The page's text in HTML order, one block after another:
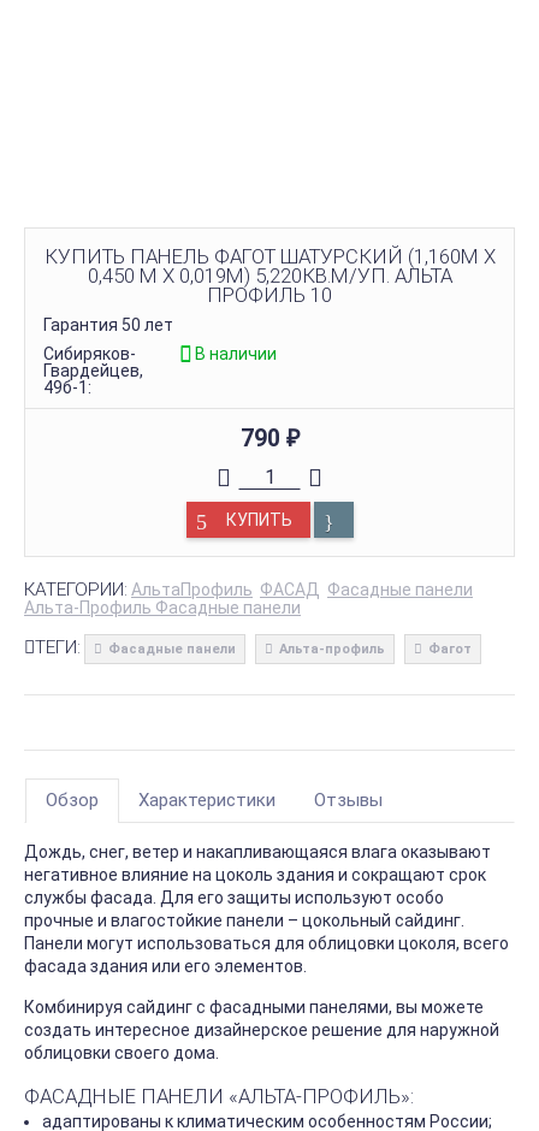
КУПИТЬ ПАНЕЛЬ ФАГОТ ШАТУРСКИЙ (1,160М Х
0,450 М Х 0,019М) 5,220КВ.М/УП. АЛЬТА
ПРОФИЛЬ 10
Гарантия 50 лет
Сибиряков-
Гвардейцев,
49б-1:
В наличии
790 ₽
КУПИТЬ
КАТЕГОРИИ: АльтаПрофиль ФАСАД
Фасадные панели
Альта-Профиль Фасадные панели
ТЕГИ: Фасадные панели Альта-профиль Фагот
Обзор Характеристики Отзывы
Дождь, снег, ветер и накапливающаяся влага оказывают
негативное влияние на цоколь здания и сокращают срок
службы фасада. Для его защиты используют особо
прочные и влагостойкие панели – цокольный сайдинг.
Панели могут использоваться для облицовки цоколя, всего
фасада здания или его элементов.
Комбинируя сайдинг с фасадными панелями, вы можете
создать интересное дизайнерское решение для наружной
облицовки своего дома.
ФАСАДНЫЕ ПАНЕЛИ «АЛЬТА-ПРОФИЛЬ»:
адаптированы к климатическим особенностям России;